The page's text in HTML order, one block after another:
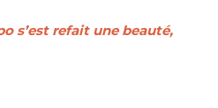
s’est refait une beauté,